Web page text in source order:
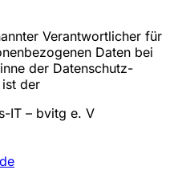
Verantwortlicher für
Daten bei
der Datenschutz-
ist der
IT – bvitg e. V